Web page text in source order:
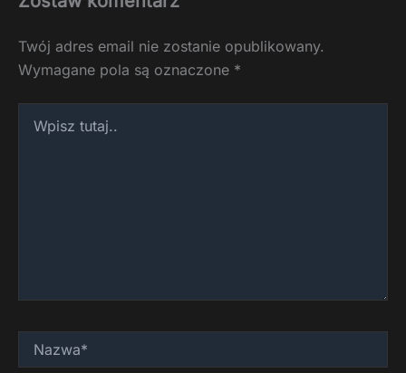
Twój adres email nie zostanie opublikowany.
Wymagane pola są oznaczone *
tutaj..